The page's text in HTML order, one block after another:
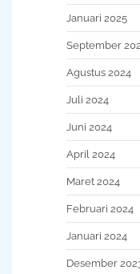
Januari 2025
September
Agustus 2024
Juli 2024
Juni 2024
April 2024
Maret 2024
Februari 2024
Januari 2024
Desember